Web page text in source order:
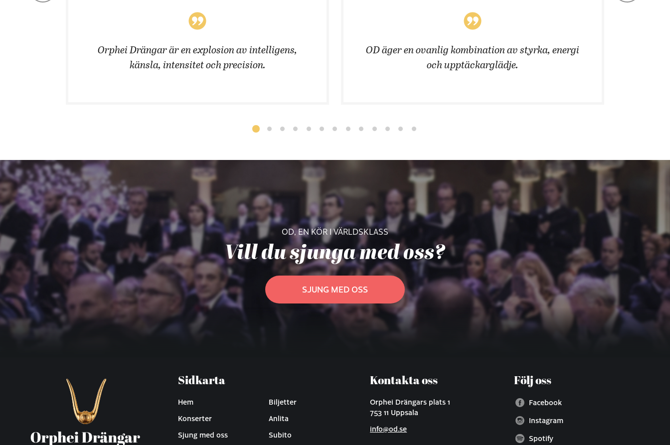
Orphei Drängar är en explosion av intelligens,
känsla, intensitet och precision.
OD äger en ovanlig kombination av styrka, energi
och upptäckarglädje.
OD, EN KÖR I VÄRLDSKLASS
Vill du sjunga med oss?
SJUNG MED OSS
Sidkarta
Hem
Konserter
Sjung med oss
Biljetter
Anlita
Subito
Kontakta oss
Orphei Drängars plats 1
753 11 Uppsala
info@od.se
Följ oss
Facebook
Instagram
Spotify